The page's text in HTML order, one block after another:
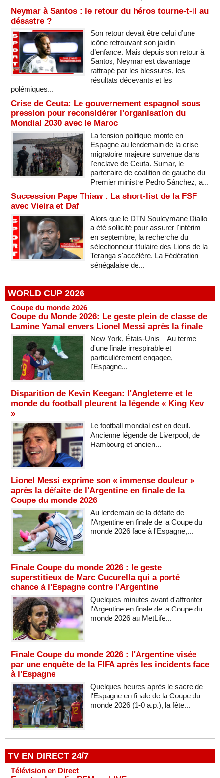
Neymar à Santos : le retour du héros tourne-t-il au
désastre ?
Son retour devait être celui d’une
icône retrouvant son jardin
d’enfance. Mais depuis son retour à
Santos, Neymar est davantage
rattrapé par les blessures, les
résultats décevants et les
polémiques...
Crise de Ceuta: Le gouvernement espagnol sous
pression pour reconsidérer l'organisation du
Mondial 2030 avec le Maroc
La tension politique monte en
Espagne au lendemain de la crise
migratoire majeure survenue dans
l'enclave de Ceuta. Sumar, le
partenaire de coalition de gauche du
Premier ministre Pedro Sánchez, a...
Succession Pape Thiaw : La short-list de la FSF
avec Vieira et Daf
Alors que le DTN Souleymane Diallo
a été sollicité pour assurer l'intérim
en septembre, la recherche du
sélectionneur titulaire des Lions de la
Teranga s'accélère. La Fédération
sénégalaise de...
WORLD CUP 2026
Coupe du monde 2026
Coupe du Monde 2026: Le geste plein de classe de
Lamine Yamal envers Lionel Messi après la finale
New York, États-Unis – Au terme
d'une finale irrespirable et
particulièrement engagée,
l'Espagne...
Disparition de Kevin Keegan: l'Angleterre et le
monde du football pleurent la légende « King Kev
»
Le football mondial est en deuil.
Ancienne légende de Liverpool, de
Hambourg et ancien...
Lionel Messi exprime son « immense douleur »
après la défaite de l'Argentine en finale de la
Coupe du monde 2026
Au lendemain de la défaite de
l'Argentine en finale de la Coupe du
monde 2026 face à l'Espagne,...
Finale Coupe du monde 2026 : le geste
superstitieux de Marc Cucurella qui a porté
chance à l'Espagne contre l'Argentine
Quelques minutes avant d'affronter
l'Argentine en finale de la Coupe du
monde 2026 au MetLife...
Finale Coupe du monde 2026 : l'Argentine visée
par une enquête de la FIFA après les incidents face
à l'Espagne
Quelques heures après le sacre de
l'Espagne en finale de la Coupe du
monde 2026 (1-0 a.p.), la fête...
TV EN DIRECT 24/7
Télévision en Direct